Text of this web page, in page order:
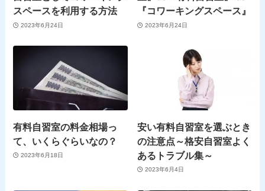
スペースを利用する方法
2023年6月24日
『コワーキングスペース』
2023年6月24日
有料自習室の料金相場っ
て、いくらぐらいなの？
2023年6月18日
安い有料自習室を選ぶとき
の注意点～格安自習室よく
あるトラブル集～
2023年6月4日